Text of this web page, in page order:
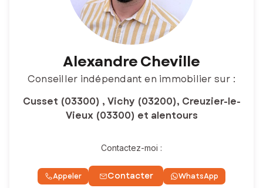
Alexandre Cheville
Conseiller indépendant en immobilier sur :
Cusset (03300) , Vichy (03200), Creuzier-le-
Vieux (03300) et alentours
Contactez-moi :
Appeler Contacter WhatsApp